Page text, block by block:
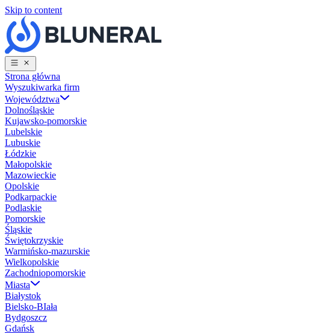
Skip to content
Strona główna
Wyszukiwarka firm
Województwa
Dolnośląskie
Kujawsko-pomorskie
Lubelskie
Lubuskie
Łódzkie
Małopolskie
Mazowieckie
Opolskie
Podkarpackie
Podlaskie
Pomorskie
Śląskie
Świętokrzyskie
Warmińsko-mazurskie
Wielkopolskie
Zachodniopomorskie
Miasta
Białystok
Bielsko-BIała
Bydgoszcz
Gdańsk